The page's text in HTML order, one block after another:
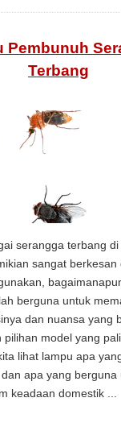
Pembunuh
Terbang
serangga terbang
sangat berkesan
berguna untuk
dan nuansa yang
pilihan model yang
lihat lampu apa
apa yang
keadaan domestik ...